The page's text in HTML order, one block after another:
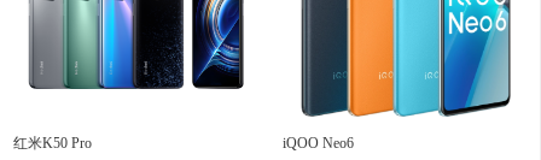
红米K50 Pro iQOO Neo6